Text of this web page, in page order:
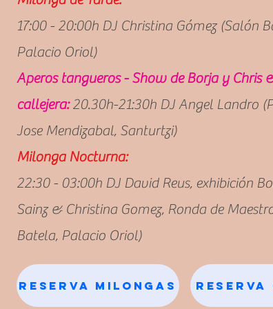
17:00 - 20:00h DJ Christina Gómez (Salón
Palacio Oriol)
Aperos tangueros - Show de Borja y Chris
callejera:20.30h-21:30h DJ Angel Landro
Jose Mendizabal, Santurtzi)
Milonga Nocturna:
22:30 - 03:00h DJ David Reus, exhibición
Sainz & Christina Gomez, Ronda de
Batela, Palacio Oriol)
Reserva Milongas Reserva